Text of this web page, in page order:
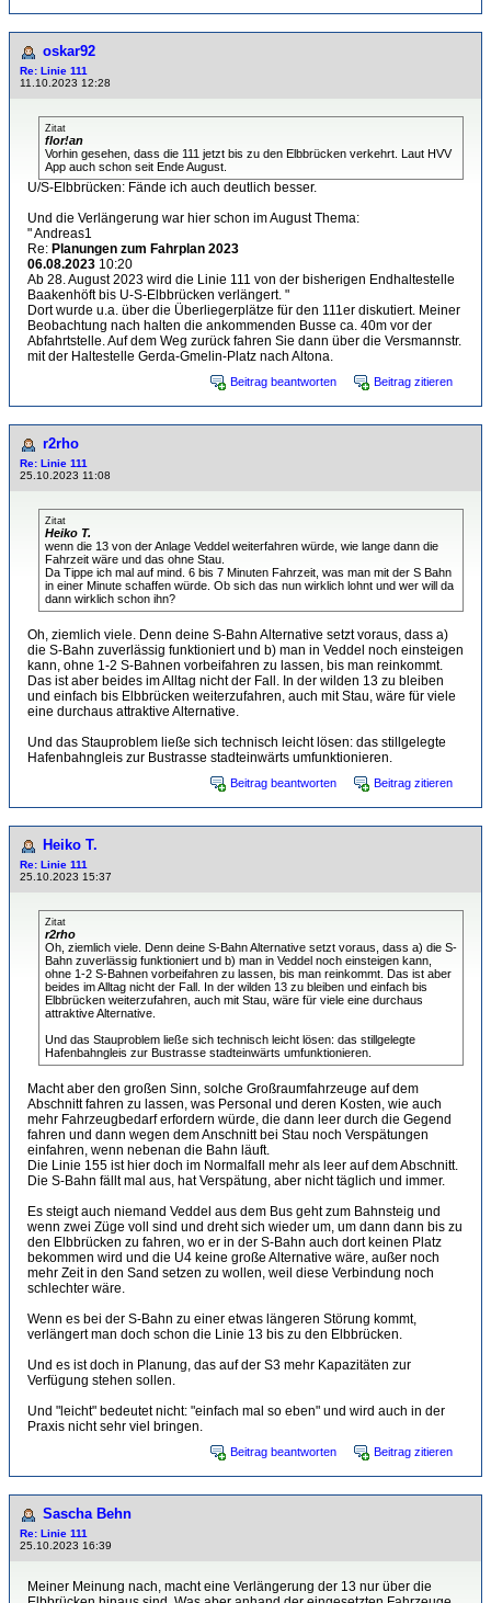
oskar92
Re: Linie 111
11.10.2023 12:28
Zitat
flor!an
Vorhin gesehen, dass die 111 jetzt bis zu den Elbbrücken verkehrt. Laut HVV
App auch schon seit Ende August.
U/S-Elbbrücken: Fände ich auch deutlich besser.
Und die Verlängerung war hier schon im August Thema:
" Andreas1
Re: Planungen zum Fahrplan 2023
06.08.2023 10:20
Ab 28. August 2023 wird die Linie 111 von der bisherigen Endhaltestelle
Baakenhöft bis U-S-Elbbrücken verlängert. "
Dort wurde u.a. über die Überliegerplätze für den 111er diskutiert. Meiner
Beobachtung nach halten die ankommenden Busse ca. 40m vor der
Abfahrtstelle. Auf dem Weg zurück fahren Sie dann über die Versmannstr.
mit der Haltestelle Gerda-Gmelin-Platz nach Altona.
Beitrag beantworten Beitrag zitieren
r2rho
Re: Linie 111
25.10.2023 11:08
Zitat
Heiko T.
wenn die 13 von der Anlage Veddel weiterfahren würde, wie lange dann die
Fahrzeit wäre und das ohne Stau.
Da Tippe ich mal auf mind. 6 bis 7 Minuten Fahrzeit, was man mit der S Bahn
in einer Minute schaffen würde. Ob sich das nun wirklich lohnt und wer will da
dann wirklich schon ihn?
Oh, ziemlich viele. Denn deine S-Bahn Alternative setzt voraus, dass a)
die S-Bahn zuverlässig funktioniert und b) man in Veddel noch einsteigen
kann, ohne 1-2 S-Bahnen vorbeifahren zu lassen, bis man reinkommt.
Das ist aber beides im Alltag nicht der Fall. In der wilden 13 zu bleiben
und einfach bis Elbbrücken weiterzufahren, auch mit Stau, wäre für viele
eine durchaus attraktive Alternative.
Und das Stauproblem ließe sich technisch leicht lösen: das stillgelegte
Hafenbahngleis zur Bustrasse stadteinwärts umfunktionieren.
Beitrag beantworten Beitrag zitieren
Heiko T.
Re: Linie 111
25.10.2023 15:37
Zitat
r2rho
Oh, ziemlich viele. Denn deine S-Bahn Alternative setzt voraus, dass a) die S-
Bahn zuverlässig funktioniert und b) man in Veddel noch einsteigen kann,
ohne 1-2 S-Bahnen vorbeifahren zu lassen, bis man reinkommt. Das ist aber
beides im Alltag nicht der Fall. In der wilden 13 zu bleiben und einfach bis
Elbbrücken weiterzufahren, auch mit Stau, wäre für viele eine durchaus
attraktive Alternative.
Und das Stauproblem ließe sich technisch leicht lösen: das stillgelegte
Hafenbahngleis zur Bustrasse stadteinwärts umfunktionieren.
Macht aber den großen Sinn, solche Großraumfahrzeuge auf dem
Abschnitt fahren zu lassen, was Personal und deren Kosten, wie auch
mehr Fahrzeugbedarf erfordern würde, die dann leer durch die Gegend
fahren und dann wegen dem Anschnitt bei Stau noch Verspätungen
einfahren, wenn nebenan die Bahn läuft.
Die Linie 155 ist hier doch im Normalfall mehr als leer auf dem Abschnitt.
Die S-Bahn fällt mal aus, hat Verspätung, aber nicht täglich und immer.
Es steigt auch niemand Veddel aus dem Bus geht zum Bahnsteig und
wenn zwei Züge voll sind und dreht sich wieder um, um dann dann bis zu
den Elbbrücken zu fahren, wo er in der S-Bahn auch dort keinen Platz
bekommen wird und die U4 keine große Alternative wäre, außer noch
mehr Zeit in den Sand setzen zu wollen, weil diese Verbindung noch
schlechter wäre.
Wenn es bei der S-Bahn zu einer etwas längeren Störung kommt,
verlängert man doch schon die Linie 13 bis zu den Elbbrücken.
Und es ist doch in Planung, das auf der S3 mehr Kapazitäten zur
Verfügung stehen sollen.
Und "leicht" bedeutet nicht: "einfach mal so eben" und wird auch in der
Praxis nicht sehr viel bringen.
Beitrag beantworten Beitrag zitieren
Sascha Behn
Re: Linie 111
25.10.2023 16:39
Meiner Meinung nach, macht eine Verlängerung der 13 nur über die